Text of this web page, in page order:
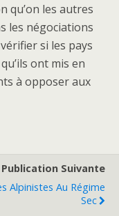
qu’on les autres
les négociations
si les pays
ont mis en
à opposer aux
Publication Suivante
Alpinistes Au Régime
Sec